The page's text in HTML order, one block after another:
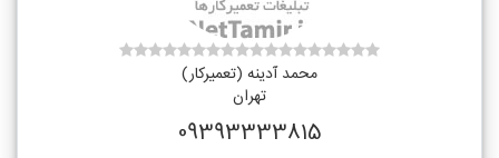
محمد آدینه (تعمیرکار)
تهران
09393333815